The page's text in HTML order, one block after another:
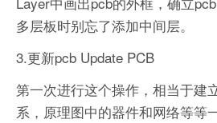
多层板时别忘了添加中间层。
3.更新pcb Update PCB
第一次进行这个操作，相当于建
系，原理图中的器件和网络等等